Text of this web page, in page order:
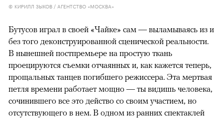
© КИРИЛЛ ЗЫКОВ / АГЕНТСТВО «МОСКВА»
Бутусов играл в своей «Чайке» сам — выламываясь из и
без того деконструированной сценической реальности.
В нынешней постпремьере на простую ткань
проецируются съемки отчаянных и, как кажется теперь,
прощальных танцев погибшего режиссера. Эта мертвая
петля времени работает мощно — ты видишь человека,
сочинившего все это действо со своим участием, но
отсутствующего в нем. В одном из ранних спектаклей